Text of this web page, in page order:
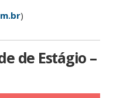
)
de Estágio –